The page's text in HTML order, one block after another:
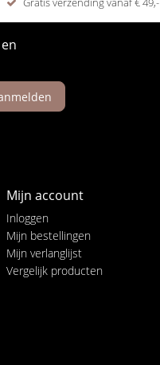
Mijn account
Inloggen
Mijn bestellingen
Mijn verlanglijst
Vergelijk producten